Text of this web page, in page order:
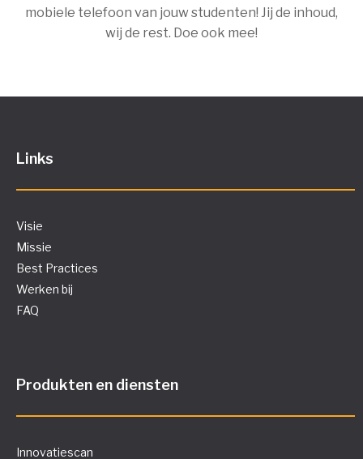
mobiele telefoon van jouw studenten! Jij de inhoud,
wij de rest. Doe ook mee!
Links
Visie
Missie
Best Practices
Werken bij
FAQ
Produkten en diensten
Innovatiescan